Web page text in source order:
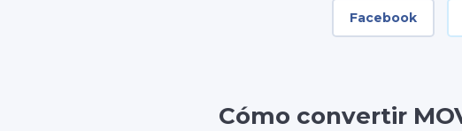
Facebook
Cómo convertir